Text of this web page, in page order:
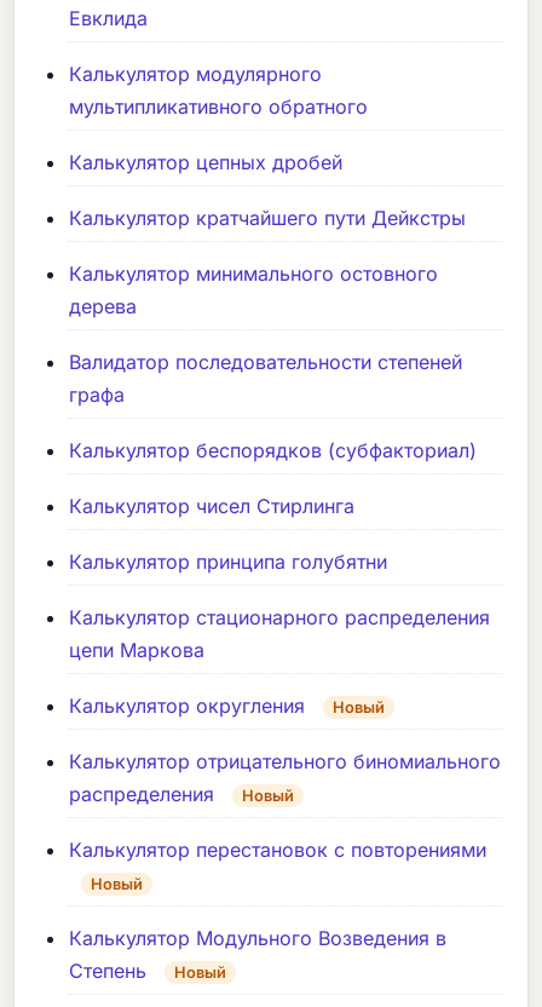
Евклида
Калькулятор модулярного
мультипликативного обратного
Калькулятор цепных дробей
Калькулятор кратчайшего пути Дейкстры
Калькулятор минимального остовного
дерева
Валидатор последовательности степеней
графа
Калькулятор беспорядков (субфакториал)
Калькулятор чисел Стирлинга
Калькулятор принципа голубятни
Калькулятор стационарного распределения
цепи Маркова
Калькулятор округления Новый
Калькулятор отрицательного биномиального
распределения
Новый
Калькулятор перестановок с повторениями
Новый
Калькулятор Модульного Возведения в
Степень
Новый